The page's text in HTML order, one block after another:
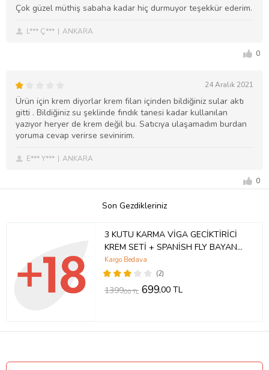
Çok güzel müthiş sabaha kadar hiç durmuyor teşekkür ederim.
L*** Ç*** ANKARA
0
24 Aralık 2021
Ürün için krem diyorlar krem filan içinden bildiğiniz sular aktı
gitti . Bildiğiniz su şeklinde fındık tanesi kadar kullanılan
yazıyor heryer de krem değil bu. Satıcıya ulaşamadım burdan
yoruma cevap verirse sevinirim.
E*** Y*** ANKARA
0
Son Gezdikleriniz
3 KUTU KARMA VİGA GECİKTİRİCİ
KREM SETİ + SPANİSH FLY BAYAN
UYARICI DAMLA PREMİUM ÜRÜN
(2)
Kargo Bedava
1399,00 TL 699,00 TL